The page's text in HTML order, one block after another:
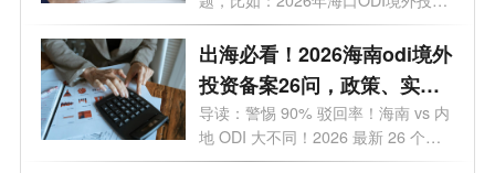
备案如何办...
出海必看！2026海南odi境外
投资备案26问，政策、实
操、避坑全覆盖
导读：警惕 90% 驳回率！海南 vs 内
地 ODI 大不同！2026 最新 26 个高
频问题，专...